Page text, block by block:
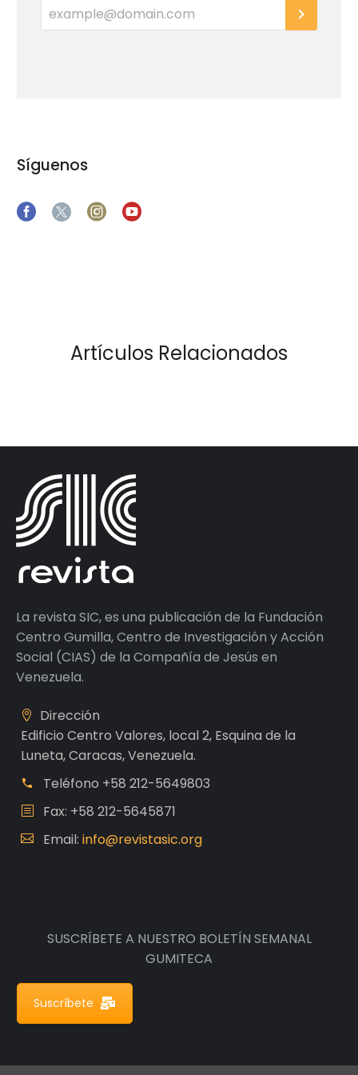
Síguenos
Artículos Relacionados
La revista SIC, es una publicación de la Fundación
Centro Gumilla, Centro de Investigación y Acción
Social (CIAS) de la Compañía de Jesús en
Venezuela.
Dirección
Edificio Centro Valores, local 2, Esquina de la
Luneta, Caracas, Venezuela.
Teléfono +58 212-5649803
Fax: +58 212-5645871
Email: info@revistasic.org
SUSCRÍBETE A NUESTRO BOLETÍN SEMANAL
GUMITECA
Suscríbete